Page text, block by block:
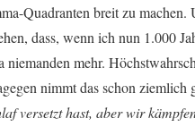
Quadranten breit zu
dass, wenn ich nun 1.000
niemanden mehr.
nimmt das schon ziemlich
versetzt hast, aber wir